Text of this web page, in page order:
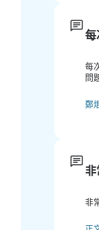
每
每
問
鄭
非
非